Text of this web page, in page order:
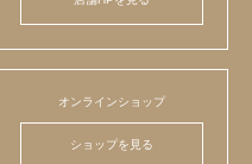
オンラインショップ
ショップを見る